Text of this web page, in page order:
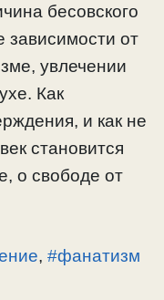
бесовского
от
увлечении
Как
и как не
становится
о свободе от
, #фанатизм